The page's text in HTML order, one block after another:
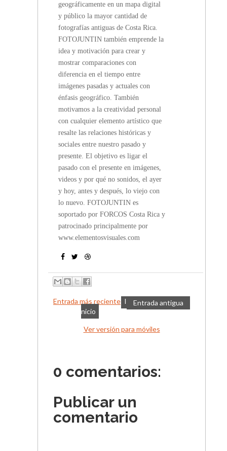
geográficamente en un mapa digital
y público la mayor cantidad de
fotografías antiguas de Costa Rica.
FOTOJUNTIN también emprende la
idea y motivación para crear y
mostrar comparaciones con
diferencia en el tiempo entre
imágenes pasadas y actuales con
énfasis geográfico. También
motivamos a la creatividad personal
con cualquier elemento artístico que
resalte las relaciones históricas y
sociales entre nuestro pasado y
presente. El objetivo es ligar el
pasado con el presente en imágenes,
videos y por qué no sonidos, el ayer
y hoy, antes y después, lo viejo con
lo nuevo. FOTOJUNTIN es
soportado por FORCOS Costa Rica y
patrocinado principalmente por
www.elementosvisuales.com
Entrada más reciente Entrada antigua
I
nicio
Ver versión para móviles
0 comentarios:
Publicar un
comentario